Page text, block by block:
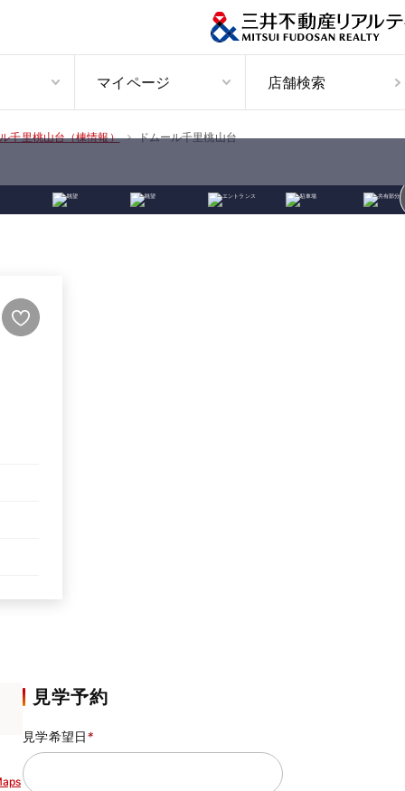
マイページ 店舗検索
千里桃山台（棟情報） ドムール千里桃山台
見学予約
見学希望日*